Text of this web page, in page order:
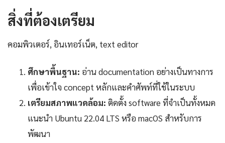
สิ่งที่ต้องเตรียม
คอมพิวเตอร์, อินเทอร์เน็ต, text editor
ศึกษาพื้นฐาน: อ่าน documentation อย่างเป็นทางการ
เพื่อเข้าใจ concept หลักและคำศัพท์ที่ใช้ในระบบ
เตรียมสภาพแวดล้อม: ติดตั้ง software ที่จำเป็นทั้งหมด
แนะนำ Ubuntu 22.04 LTS หรือ macOS สำหรับการ
พัฒนา